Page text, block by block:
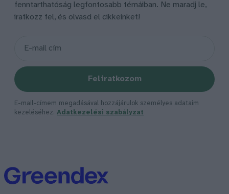
fenntarthatóság legfontosabb témáiban. Ne maradj le,
iratkozz fel, és olvasd el cikkeinket!
Feliratkozom
E-mail-címem megadásával hozzájárulok személyes adataim
kezeléséhez. Adatkezelési szabályzat